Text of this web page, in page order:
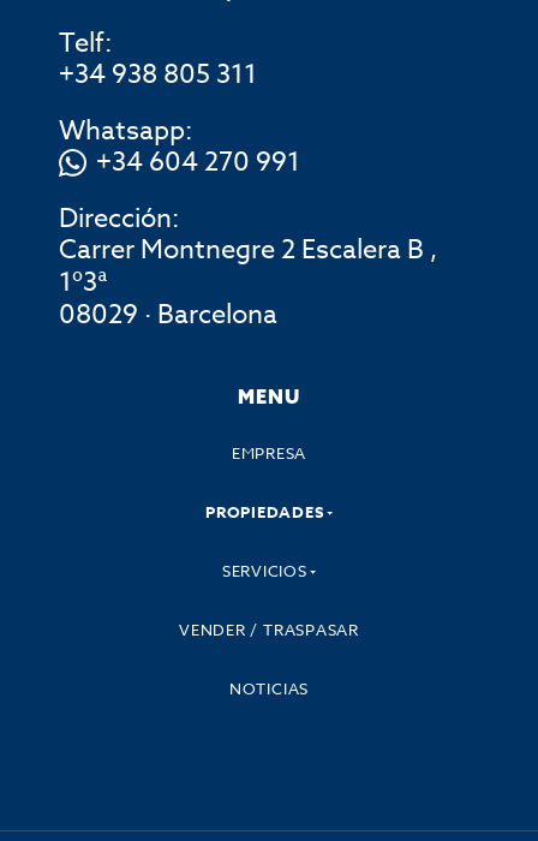
Telf:
+34 938 805 311
Whatsapp:
+34 604 270 991
Dirección:
Carrer Montnegre 2 Escalera B ,
1º3ª
08029 · Barcelona
MENU
EMPRESA
PROPIEDADES
SERVICIOS
VENDER / TRASPASAR
NOTICIAS